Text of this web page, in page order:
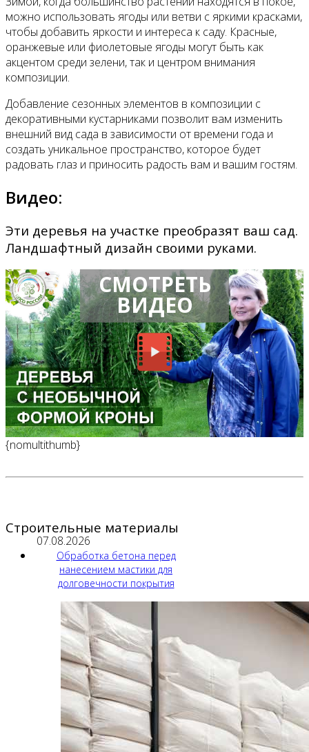
можно использовать ягоды или ветви с яркими красками,
чтобы добавить яркости и интереса к саду. Красные,
оранжевые или фиолетовые ягоды могут быть как
акцентом среди зелени, так и центром внимания
композиции.
Добавление сезонных элементов в композиции с
декоративными кустарниками позволит вам изменить
внешний вид сада в зависимости от времени года и
создать уникальное пространство, которое будет
радовать глаз и приносить радость вам и вашим гостям.
Видео:
Эти деревья на участке преобразят ваш сад.
Ландшафтный дизайн своими руками.
СМОТРЕТЬ
ВИДЕО
{nomultithumb}
Строительные материалы
07.08.2026
Обработка бетона перед
нанесением мастики для
долговечности покрытия